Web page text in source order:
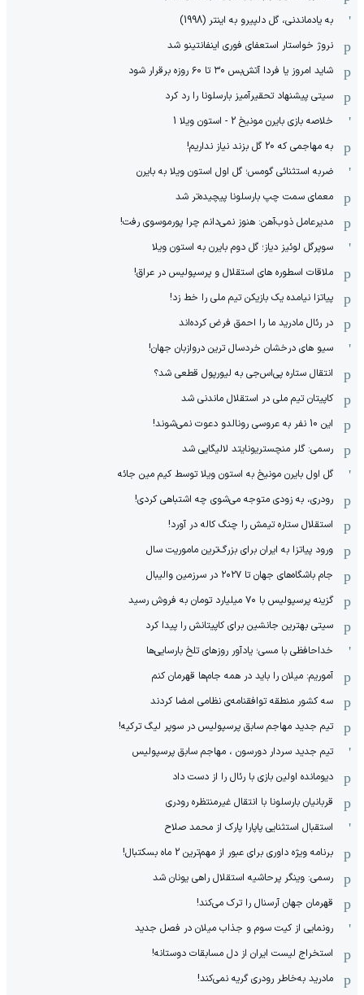
به یادماندنی، گل دلپیرو به اینتر (1998)
نروژ خواستار استعفای فوری اینفانتینو شد
شاید امروز یا فردا آتش‌بس ۳۰ تا ۶۰ روزه برقرار شود
سیتی پیشنهاد تحقیرآمیز بارسلونا را رد کرد
خلاصه بازی بایرن مونیخ 2 - استون ویلا 1
به مهاجمی که 20 گل بزند نیاز نداریم!
ضربه استثنائی گومس؛ گل اول استون ویلا به بایرن
معمای سمت چپ بارسلونا پیچیده‌تر شد
مدیرعامل ذوب‌آهن: هنوز نمی‌دانم چرا پورموسوی رفت!
سوپرگل لوئیز دیاز؛ گل دوم بایرن به استون ویلا
ملاقات اسطوره های استقلال و پرسپولیس در عراق!
پیاتزا نیامده یک بازیکن تیم ملی را خط زد!
در رئال مادرید ما را احمق فرض کرده‌اند
سیو های درخشان خردسال ترین دروازبان جهان!
انتقال ستاره پی‌اس‌جی به لیورپول قطعی شد؟
کاپیتان تیم ملی در استقلال ماندنی شد
این 10 نفر به عروسی رونالدو دعوت نمی‌شوند!
رسمی: گلر منچستریونایتد لالیگایی شد
گل اول بایرن مونیخ به استون ویلا توسط کیم مین جائه
رودری، به زودی متوجه می‌شوی چه اشتباهی کردی!
استقلال ستاره تیمش را چنگ کاله در آورد!
ورود پیاتزا به ایران برای بزرگ‌ترین ماموریت سال
جام باشگاه‌های جهان تا ۲۰۲۷ در سرزمین والیبال
گزینه پرسپولیس با ۷۰ میلیارد تومان به فروش رسید
سیتی بهترین جانشین برای کاپیتانش را پیدا کرد
خداحافظی با مسی؛ یادآور روزهای تلخ بارسایی‌ها
آموریم: میلان را باید در همه جام‌ها قهرمان کنم
سه کشور منطقه توافقنامه‌ی نظامی امضا کردند
تیم جدید مهاجم سابق پرسپولیس در سوپر لیگ ترکیه!
تیم جدید سردار دورسون ، مهاجم سابق پرسپولیس
دیومانده اولین بازی با رئال را از دست داد
قربانیان بارسلونا با انتقال غیرمنتظره رودری
استقبال استثنایی پاپارا پارک از محمد صلاح
برنامه ویژه داوری برای عبور از مهم‌ترین 2 ماه بسکتبال!
رسمی: وینگر پرحاشیه استقلال راهی یونان شد
قهرمان جهان آرسنال را ترک می‌کند!
رونمایی از کیت سوم و جذاب میلان در فصل جدید
استخراج لیست ایران از دل مسابقات دوستانه!
مادرید به‌خاطر رودری گریه نمی‌کند!